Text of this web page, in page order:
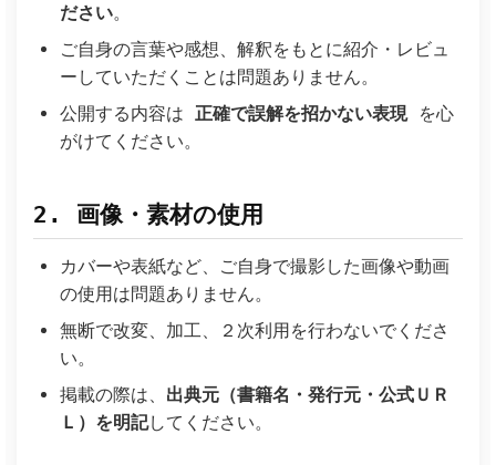
ださい。
ご自身の言葉や感想、解釈をもとに紹介・レビュ
ーしていただくことは問題ありません。
公開する内容は 正確で誤解を招かない表現を心
がけてください。
2. 画像・素材の使用
カバーや表紙など、ご自身で撮影した画像や動画
の使用は問題ありません。
無断で改変、加工、２次利用を行わないでくださ
い。
掲載の際は、 出典元（書籍名・発行元・公式ＵＲ
Ｌ）を明記してください。